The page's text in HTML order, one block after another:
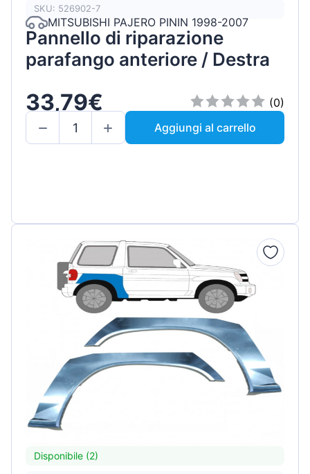
SKU: 526902-7
MITSUBISHI PAJERO PININ 1998-2007
Pannello di riparazione
parafango anteriore / Destra
33,79€
(0)
Aggiungi al carrello
Disponibile (2)